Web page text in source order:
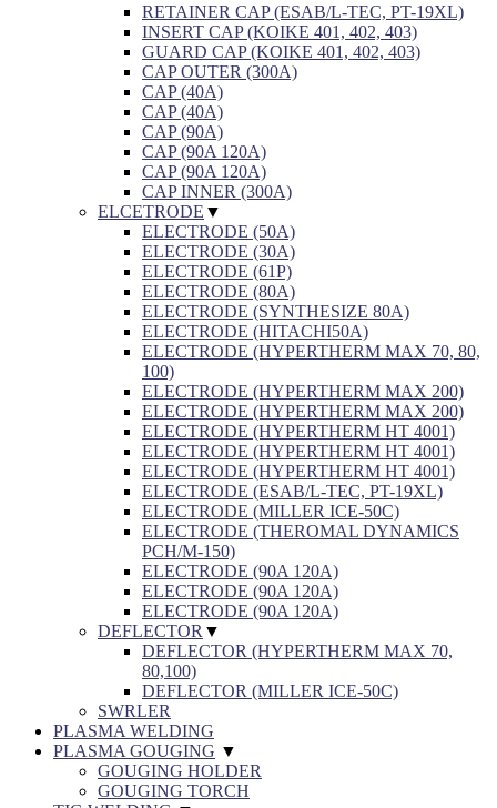
RETAINER CAP (ESAB/L-TEC, PT-19XL)
INSERT CAP (KOIKE 401, 402, 403)
GUARD CAP (KOIKE 401, 402, 403)
CAP OUTER (300A)
CAP (40A)
CAP (40A)
CAP (90A)
CAP (90A 120A)
CAP (90A 120A)
CAP INNER (300A)
ELCETRODE ▼
ELECTRODE (50A)
ELECTRODE (30A)
ELECTRODE (61P)
ELECTRODE (80A)
ELECTRODE (SYNTHESIZE 80A)
ELECTRODE (HITACHI50A)
ELECTRODE (HYPERTHERM MAX 70, 80,
100)
ELECTRODE (HYPERTHERM MAX 200)
ELECTRODE (HYPERTHERM MAX 200)
ELECTRODE (HYPERTHERM HT 4001)
ELECTRODE (HYPERTHERM HT 4001)
ELECTRODE (HYPERTHERM HT 4001)
ELECTRODE (ESAB/L-TEC, PT-19XL)
ELECTRODE (MILLER ICE-50C)
ELECTRODE (THEROMAL DYNAMICS
PCH/M-150)
ELECTRODE (90A 120A)
ELECTRODE (90A 120A)
ELECTRODE (90A 120A)
DEFLECTOR ▼
DEFLECTOR (HYPERTHERM MAX 70,
80,100)
DEFLECTOR (MILLER ICE-50C)
SWRLER
PLASMA WELDING
PLASMA GOUGING ▼
GOUGING HOLDER
GOUGING TORCH